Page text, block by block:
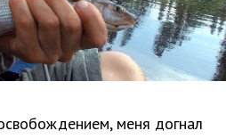
меня догнал